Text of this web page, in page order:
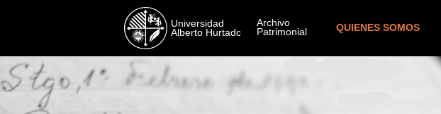
QUIENES SOMOS